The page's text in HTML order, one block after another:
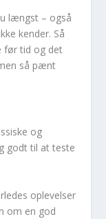
længst – også
kender. Så
før tid og det
så pænt
og
godt til at teste
oplevelser
om en god